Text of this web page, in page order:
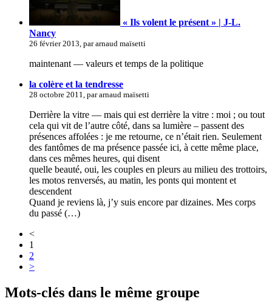
« Ils volent le présent » | J-L.
Nancy
26 février 2013, par arnaud maïsetti
maintenant — valeurs et temps de la politique
la colère et la tendresse
28 octobre 2011, par arnaud maïsetti
Derrière la vitre — mais qui est derrière la vitre : moi ; ou tout
cela qui vit de l’autre côté, dans sa lumière – passent des
présences affolées : je me retourne, ce n’était rien. Seulement
des fantômes de ma présence passée ici, à cette même place,
dans ces mêmes heures, qui disent
quelle beauté, oui, les couples en pleurs au milieu des trottoirs,
les motos renversés, au matin, les ponts qui montent et
descendent
Quand je reviens là, j’y suis encore par dizaines. Mes corps
du passé (…)
<
1
2
>
Mots-clés dans le même groupe